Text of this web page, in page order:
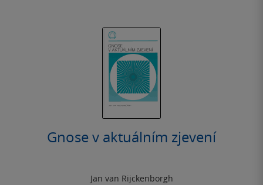
Gnose v aktuálním zjevení
Jan van Rijckenborgh